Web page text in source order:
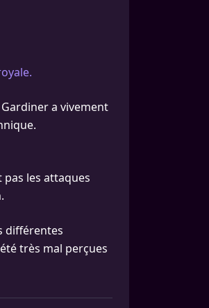
a vivement
pas les attaques
différentes
très mal perçues